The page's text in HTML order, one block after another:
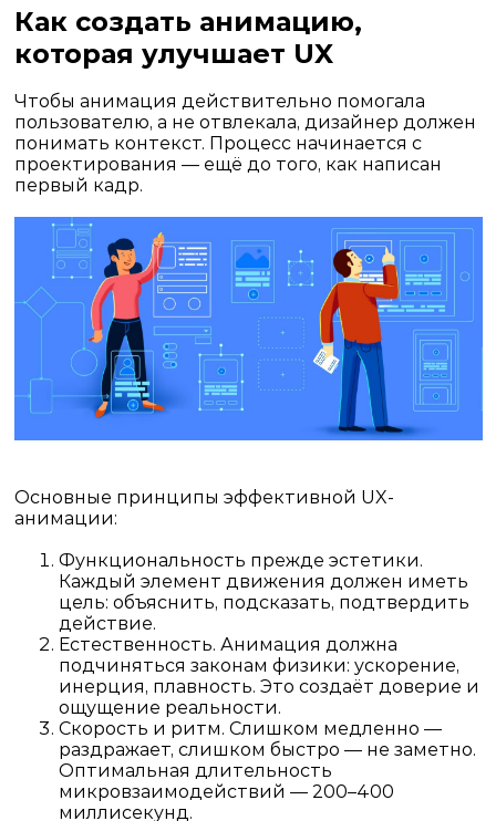
Как создать анимацию,
которая улучшает UX
Чтобы анимация действительно помогала
пользователю, а не отвлекала, дизайнер должен
понимать контекст. Процесс начинается с
проектирования — ещё до того, как написан
первый кадр.
Основные принципы эффективной UX-
анимации:
Функциональность прежде эстетики.
Каждый элемент движения должен иметь
цель: объяснить, подсказать, подтвердить
действие.
Естественность. Анимация должна
подчиняться законам физики: ускорение,
инерция, плавность. Это создаёт доверие и
ощущение реальности.
Скорость и ритм. Слишком медленно —
раздражает, слишком быстро — не заметно.
Оптимальная длительность
микровзаимодействий — 200–400
миллисекунд.